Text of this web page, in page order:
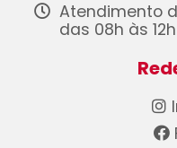
Atendimento
das 08h às